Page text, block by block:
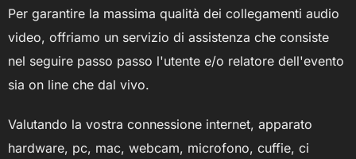
Per garantire la massima qualità dei collegamenti audio
video, offriamo un servizio di assistenza che consiste
nel seguire passo passo l'utente e/o relatore dell'evento
sia on line che dal vivo.
Valutando la vostra connessione internet, apparato
hardware, pc, mac, webcam, microfono, cuffie, ci